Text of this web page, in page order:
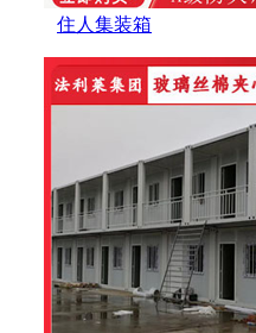
住人集装箱